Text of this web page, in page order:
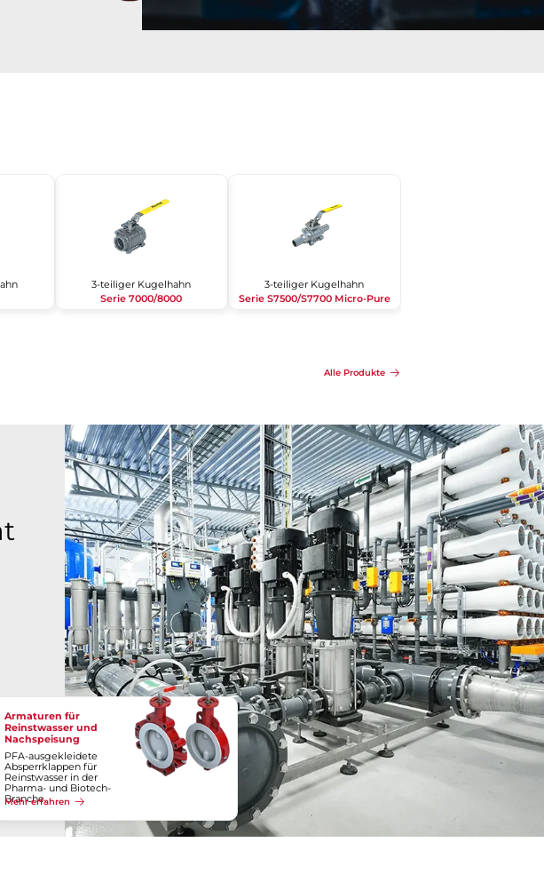
3-teiliger Kugelhahn
Serie 7000/8000
3-teiliger Kugelhahn
Serie S7500/S7700 Micro-Pure
Alle Produkte
Armaturen für
Reinstwasser und
Nachspeisung
PFA-ausgekleidete
Absperrklappen für
Reinstwasser in der
Pharma- und Biotech-
Branche.
Mehr erfahren